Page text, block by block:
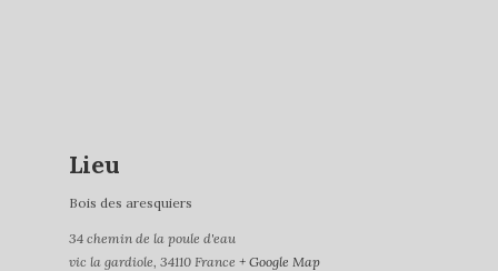
Lieu
Bois des aresquiers
34 chemin de la poule d'eau
vic la gardiole 34110 France + Google Map